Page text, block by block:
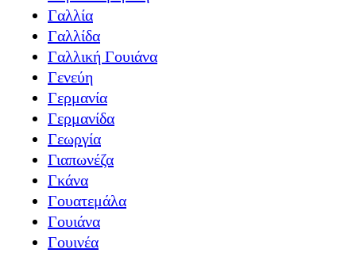
Γαλλία
Γαλλίδα
Γαλλική Γουιάνα
Γενεύη
Γερμανία
Γερμανίδα
Γεωργία
Γιαπωνέζα
Γκάνα
Γουατεμάλα
Γουιάνα
Γουινέα